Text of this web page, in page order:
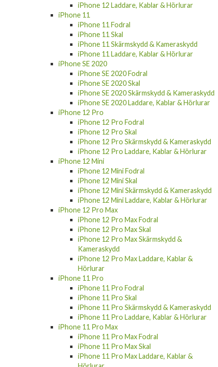
iPhone 12 Laddare, Kablar & Hörlurar
iPhone 11
iPhone 11 Fodral
iPhone 11 Skal
iPhone 11 Skärmskydd & Kameraskydd
iPhone 11 Laddare, Kablar & Hörlurar
iPhone SE 2020
iPhone SE 2020 Fodral
iPhone SE 2020 Skal
iPhone SE 2020 Skärmskydd & Kameraskydd
iPhone SE 2020 Laddare, Kablar & Hörlurar
iPhone 12 Pro
iPhone 12 Pro Fodral
iPhone 12 Pro Skal
iPhone 12 Pro Skärmskydd & Kameraskydd
iPhone 12 Pro Laddare, Kablar & Hörlurar
iPhone 12 Mini
iPhone 12 Mini Fodral
iPhone 12 Mini Skal
iPhone 12 Mini Skärmskydd & Kameraskydd
iPhone 12 Mini Laddare, Kablar & Hörlurar
iPhone 12 Pro Max
iPhone 12 Pro Max Fodral
iPhone 12 Pro Max Skal
iPhone 12 Pro Max Skärmskydd &
Kameraskydd
iPhone 12 Pro Max Laddare, Kablar &
Hörlurar
iPhone 11 Pro
iPhone 11 Pro Fodral
iPhone 11 Pro Skal
iPhone 11 Pro Skärmskydd & Kameraskydd
iPhone 11 Pro Laddare, Kablar & Hörlurar
iPhone 11 Pro Max
iPhone 11 Pro Max Fodral
iPhone 11 Pro Max Skal
iPhone 11 Pro Max Laddare, Kablar &